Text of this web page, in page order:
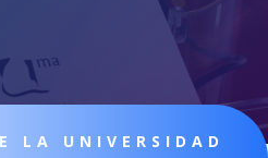
LA UNIVERSIDAD